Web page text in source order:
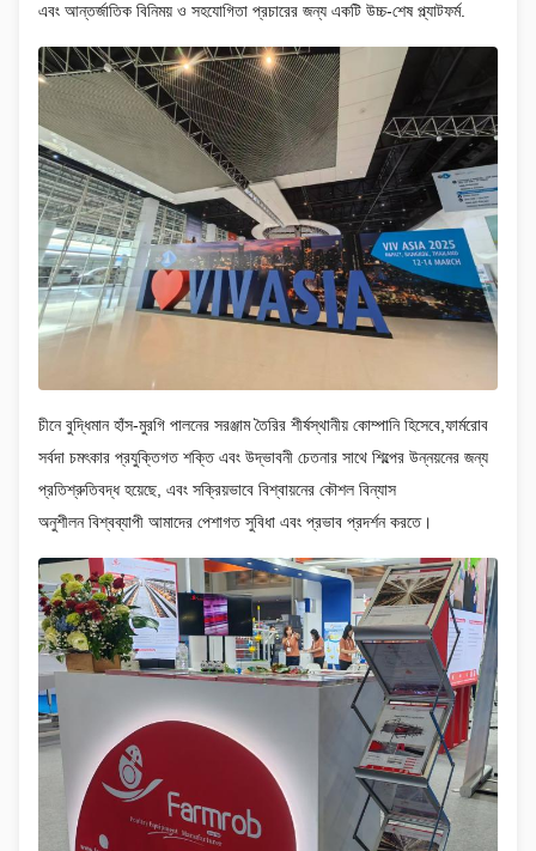
এবং আন্তর্জাতিক বিনিময় ও সহযোগিতা প্রচারের জন্য একটি উচ্চ-শেষ প্ল্যাটফর্ম.
চীনে বুদ্ধিমান হাঁস-মুরগি পালনের সরঞ্জাম তৈরির শীর্ষস্থানীয় কোম্পানি হিসেবে,ফার্মরোব
সর্বদা চমৎকার প্রযুক্তিগত শক্তি এবং উদ্ভাবনী চেতনার সাথে শিল্পের উন্নয়নের জন্য
প্রতিশ্রুতিবদ্ধ হয়েছে, এবং সক্রিয়ভাবে বিশ্বায়নের কৌশল বিন্যাস
অনুশীলন বিশ্বব্যাপী আমাদের পেশাগত সুবিধা এবং প্রভাব প্রদর্শন করতে।